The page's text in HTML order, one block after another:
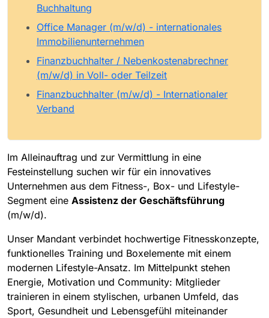
Buchhaltung
Office Manager (m/w/d) - internationales
Immobilienunternehmen
Finanzbuchhalter / Nebenkostenabrechner
(m/w/d) in Voll- oder Teilzeit
Finanzbuchhalter (m/w/d) - Internationaler
Verband
Im Alleinauftrag und zur Vermittlung in eine
Festeinstellung suchen wir für ein innovatives
Unternehmen aus dem Fitness-, Box- und Lifestyle-
Segment eine Assistenz der Geschäftsführung
(m/w/d).
Unser Mandant verbindet hochwertige Fitnesskonzepte,
funktionelles Training und Boxelemente mit einem
modernen Lifestyle-Ansatz. Im Mittelpunkt stehen
Energie, Motivation und Community: Mitglieder
trainieren in einem stylischen, urbanen Umfeld, das
Sport, Gesundheit und Lebensgefühl miteinander